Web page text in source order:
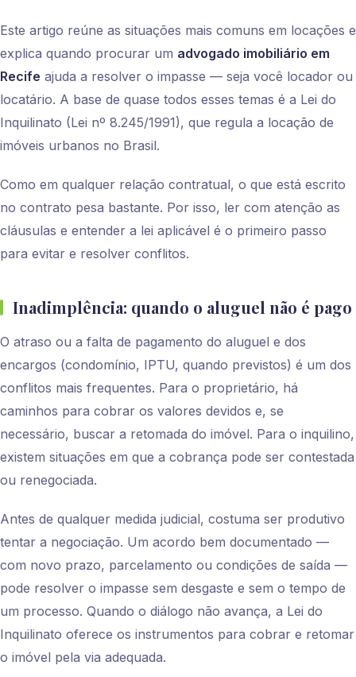
Este artigo reúne as situações mais comuns em locações e
explica quando procurar um advogado imobiliário em
Recife ajuda a resolver o impasse — seja você locador ou
locatário. A base de quase todos esses temas é a Lei do
Inquilinato (Lei nº 8.245/1991), que regula a locação de
imóveis urbanos no Brasil.
Como em qualquer relação contratual, o que está escrito
no contrato pesa bastante. Por isso, ler com atenção as
cláusulas e entender a lei aplicável é o primeiro passo
para evitar e resolver conflitos.
Inadimplência: quando o aluguel não é pago
O atraso ou a falta de pagamento do aluguel e dos
encargos (condomínio, IPTU, quando previstos) é um dos
conflitos mais frequentes. Para o proprietário, há
caminhos para cobrar os valores devidos e, se
necessário, buscar a retomada do imóvel. Para o inquilino,
existem situações em que a cobrança pode ser contestada
ou renegociada.
Antes de qualquer medida judicial, costuma ser produtivo
tentar a negociação. Um acordo bem documentado —
com novo prazo, parcelamento ou condições de saída —
pode resolver o impasse sem desgaste e sem o tempo de
um processo. Quando o diálogo não avança, a Lei do
Inquilinato oferece os instrumentos para cobrar e retomar
o imóvel pela via adequada.